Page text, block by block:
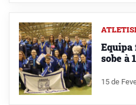
Equipa
sobe à
15 de